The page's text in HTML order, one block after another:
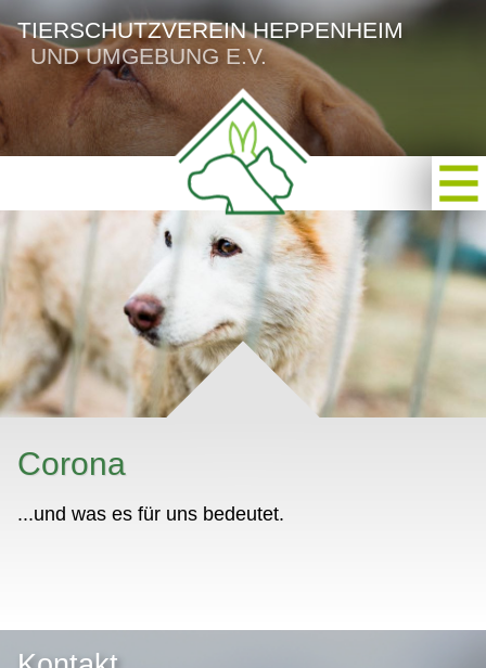
TIERSCHUTZVEREIN HEPPENHEIM
UND UMGEBUNG E.V.
Corona
...und was es für uns bedeutet.